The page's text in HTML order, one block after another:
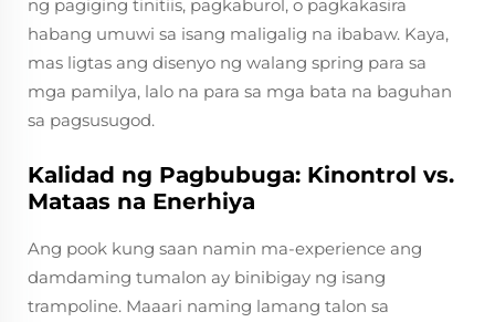
ng pagiging tinitiis, pagkaburol, o pagkakasira
habang umuwi sa isang maligalig na ibabaw. Kaya,
mas ligtas ang disenyo ng walang spring para sa
mga pamilya, lalo na para sa mga bata na baguhan
sa pagsusugod.
Kalidad ng Pagbubuga: Kinontrol vs.
Mataas na Enerhiya
Ang pook kung saan namin ma-experience ang
damdaming tumalon ay binibigay ng isang
trampoline. Maaari naming lamang talon sa